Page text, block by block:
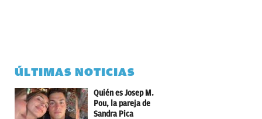
ÚLTIMAS NOTICIAS
Quién es Josep M.
Pou, la pareja de
Sandra Pica